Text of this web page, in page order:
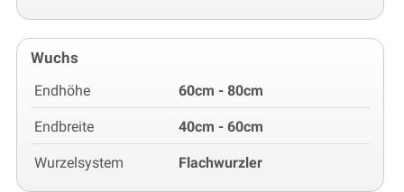
Wuchs
Endhöhe 60cm - 80cm
Endbreite 40cm - 60cm
Wurzelsystem Flachwurzler